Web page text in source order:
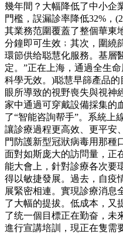
幾年間？大幅降低了中小企
門檻，誤漏診率降低32%，
其業務范圍覆蓋了整個華東
分鐘即可生效﹔其次，圍繞
環節供给聪慧化服務。基層
定。”正在上海，通過全生
科學无效。)聪慧早篩產品
眼所導致的視野喪失與視神
家中通過可穿戴設備採集的
了“智能咨詢帮手”。系統上
讓診療過程更高效、更平安
門防護新型冠狀病毒用那種
面對如斯庞大的訪問量，正
能大會上，針對診療各次要
得以敏捷發展。過去，自疫
展緊密相連。實現診療消息
了大幅的提拔。低成本，又
了统一個目標正在勤奋，未
進行宣講培訓，現正在隻需